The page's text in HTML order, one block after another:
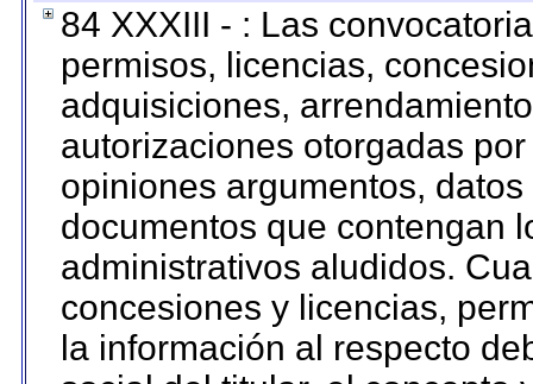
84 XXXIII - : Las
permisos, licencias,
adquisiciones,
autorizaciones otorgadas
opiniones argumentos,
documentos que contengan
administrativos aludidos.
concesiones y licencias,
la información al respecto